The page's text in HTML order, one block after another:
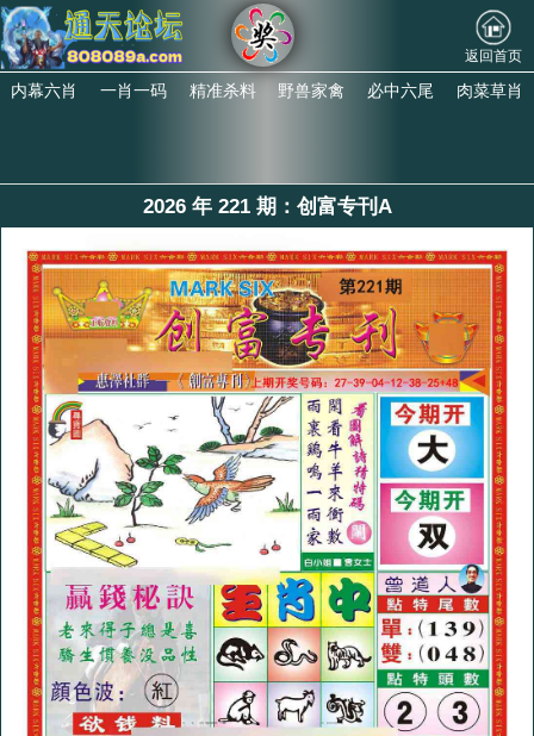
返回首页
内幕六肖 一肖一码 精准杀料 野兽家禽 必中六尾 肉菜草肖
2026 年 221 期：创富专刊A